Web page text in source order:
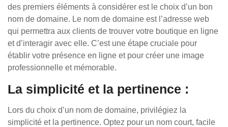
des premiers éléments à considérer est le choix d’un bon
nom de domaine. Le nom de domaine est l’adresse web
qui permettra aux clients de trouver votre boutique en ligne
et d’interagir avec elle. C’est une étape cruciale pour
établir votre présence en ligne et pour créer une image
professionnelle et mémorable.
La simplicité et la pertinence :
Lors du choix d’un nom de domaine, privilégiez la
simplicité et la pertinence. Optez pour un nom court, facile